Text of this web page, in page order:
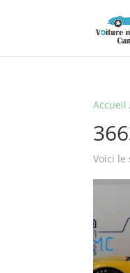
Accueil
Voici